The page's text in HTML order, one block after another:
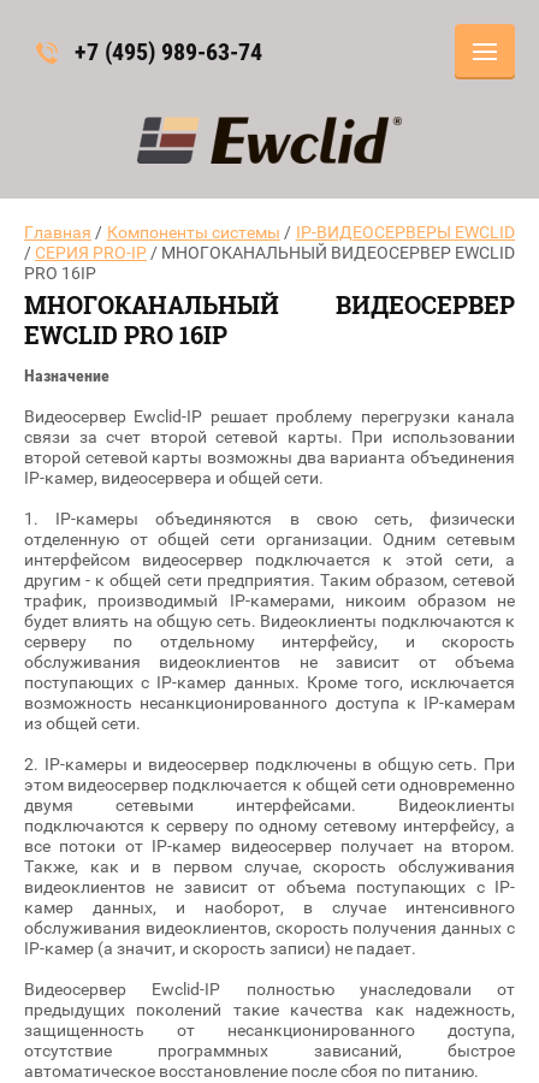
+7 (495) 989-63-74
Главная / Компоненты системы / IP-ВИДЕОСЕРВЕРЫ EWCLID
/СЕРИЯ PRO-IP / МНОГОКАНАЛЬНЫЙ ВИДЕОСЕРВЕР EWCLID
PRO 16IP
МНОГОКАНАЛЬНЫЙ ВИДЕОСЕРВЕР
EWCLID PRO 16IP
Назначение
Видеосервер Ewclid-IP решает проблему перегрузки канала
связи за счет второй сетевой карты. При использовании
второй сетевой карты возможны два варианта объединения
IP-камер, видеосервера и общей сети.
1. IP-камеры объединяются в свою сеть, физически
отделенную от общей сети организации. Одним сетевым
интерфейсом видеосервер подключается к этой сети, а
другим - к общей сети предприятия. Таким образом, сетевой
трафик, производимый IP-камерами, никоим образом не
будет влиять на общую сеть. Видеоклиенты подключаются к
серверу по отдельному интерфейсу, и скорость
обслуживания видеоклиентов не зависит от объема
поступающих с IP-камер данных. Кроме того, исключается
возможность несанкционированного доступа к IP-камерам
из общей сети.
2. IP-камеры и видеосервер подключены в общую сеть. При
этом видеосервер подключается к общей сети одновременно
двумя сетевыми интерфейсами. Видеоклиенты
подключаются к серверу по одному сетевому интерфейсу, а
все потоки от IP-камер видеосервер получает на втором.
Также, как и в первом случае, скорость обслуживания
видеоклиентов не зависит от объема поступающих с IP-
камер данных, и наоборот, в случае интенсивного
обслуживания видеоклиентов, скорость получения данных с
IP-камер (а значит, и скорость записи) не падает.
Видеосервер Ewclid-IP полностью унаследовали от
предыдущих поколений такие качества как надежность,
защищенность от несанкционированного доступа,
отсутствие программных зависаний, быстрое
автоматическое восстановление после сбоя по питанию.